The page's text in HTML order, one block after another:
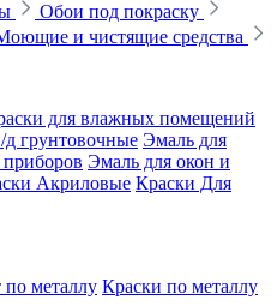
Обои под покраску
и чистящие средства
для влажных помещений
д грунтовочные Эмаль для
Эмаль для окон и
Акриловые Краски Для
по металлу Краски по металлу